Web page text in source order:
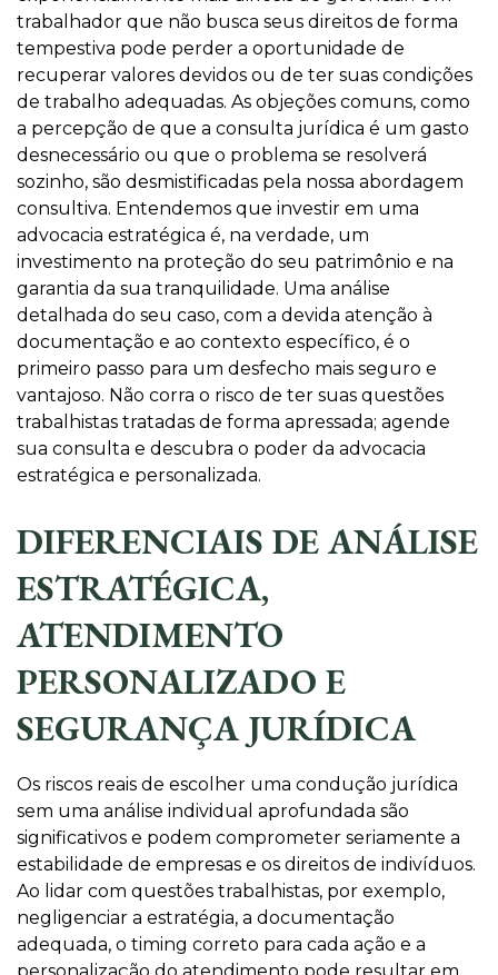
trabalhador que não busca seus direitos de forma
tempestiva pode perder a oportunidade de
recuperar valores devidos ou de ter suas condições
de trabalho adequadas. As objeções comuns, como
a percepção de que a consulta jurídica é um gasto
desnecessário ou que o problema se resolverá
sozinho, são desmistificadas pela nossa abordagem
consultiva. Entendemos que investir em uma
advocacia estratégica é, na verdade, um
investimento na proteção do seu patrimônio e na
garantia da sua tranquilidade. Uma análise
detalhada do seu caso, com a devida atenção à
documentação e ao contexto específico, é o
primeiro passo para um desfecho mais seguro e
vantajoso. Não corra o risco de ter suas questões
trabalhistas tratadas de forma apressada; agende
sua consulta e descubra o poder da advocacia
estratégica e personalizada.
DIFERENCIAIS DE ANÁLISE
ESTRATÉGICA,
ATENDIMENTO
PERSONALIZADO E
SEGURANÇA JURÍDICA
Os riscos reais de escolher uma condução jurídica
sem uma análise individual aprofundada são
significativos e podem comprometer seriamente a
estabilidade de empresas e os direitos de indivíduos.
Ao lidar com questões trabalhistas, por exemplo,
negligenciar a estratégia, a documentação
adequada, o timing correto para cada ação e a